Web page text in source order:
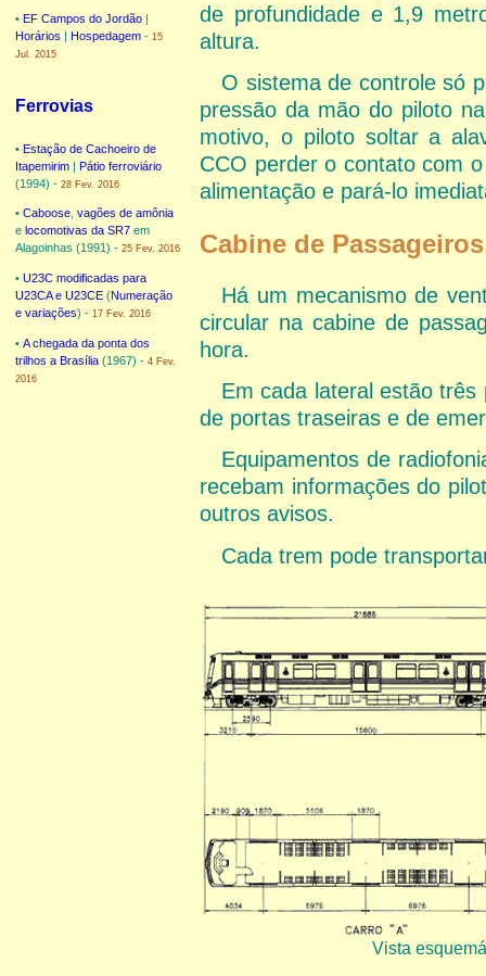
• EF Campos do Jordão |
Horários | Hospedagem - 15
Jul. 2015
Ferrovias
• Estação de Cachoeiro de
Itapemirim | Pátio ferroviário
(1994) - 28 Fev. 2016
• Caboose vagões de amônia
e locomotivas da SR7 em
Alagoinhas (1991) - 25 Fev. 2016
• U23C modificadas para
U23CA e U23CE (Numeração
e variações) - 17 Fev. 2016
• A chegada da ponta dos
trilhos a Brasília (1967) - 4 Fev.
2016
de profundidade e 1,9
altura.
O sistema de controle só
pressão da mão do piloto
motivo, o piloto soltar a
CCO perder o contato com
alimentação e pará-lo
Cabine de Passageiros
Há um mecanismo de
circular na cabine de
hora.
Em cada lateral estão
de portas traseiras e de
Equipamentos de
recebam informações do
outros avisos.
Cada trem pode
Vista